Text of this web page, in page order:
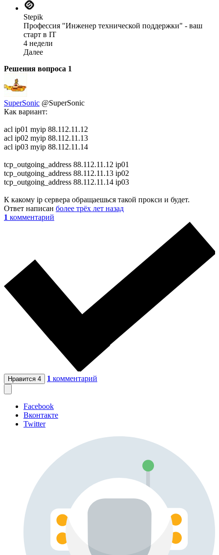
Stepik
Профессия "Инженер технической поддержки" - ваш
старт в IT
4 недели
Далее
Решения вопроса 1
SuperSonic @SuperSonic
Как вариант:
acl ip01 myip 88.112.11.12
acl ip02 myip 88.112.11.13
acl ip03 myip 88.112.11.14
tcp_outgoing_address 88.112.11.12 ip01
tcp_outgoing_address 88.112.11.13 ip02
tcp_outgoing_address 88.112.11.14 ip03
К какому ip сервера обращаешься такой прокси и будет.
Ответ написан более трёх лет назад
1 комментарий
Нравится 4 1 комментарий
Facebook
Вконтакте
Twitter